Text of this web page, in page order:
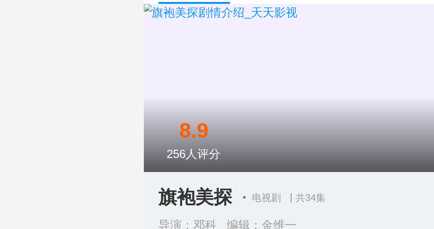
旗袍美探 电视剧 共34集
导演：邓科 编辑：金维一
8.9
256人评分